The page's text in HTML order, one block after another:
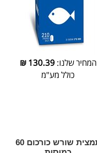
המחיר שלנו:130.39
₪
כולל מע"מ
תמצית שורש כורכום 60